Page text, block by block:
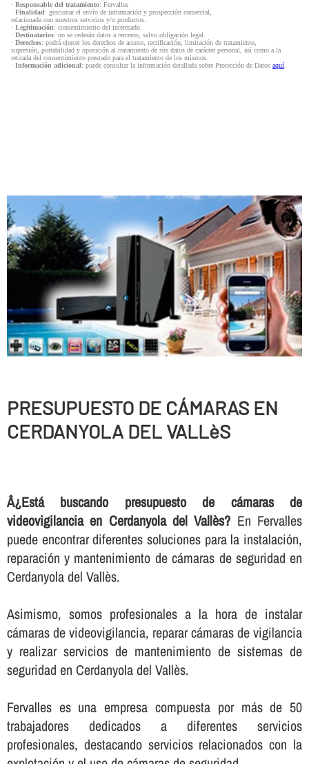
· Responsable del tratamiento: Fervalles
· Finalidad: gestionar el envío de información y prospección comercial,
relacionada con nuestros servicios y/o productos.
· Legitimación: consentimiento del interesado.
· Destinatarios: no se cederán datos a terceros, salvo obligación legal.
· Derechos: podrá ejercer los derechos de acceso, rectificación, limitación de tratamiento,
supresión, portabilidad y oposición al tratamiento de sus datos de carácter personal, así como a la
retirada del consentimiento prestado para el tratamiento de los mismos.
· Información adicional: puede consultar la información detallada sobre Protección de Datos aquí.
PRESUPUESTO DE CÁMARAS EN
CERDANYOLA DEL VALLèS
Â¿Está buscando presupuesto de cámaras de
videovigilancia en Cerdanyola del Vallès? En Fervalles
puede encontrar diferentes soluciones para la instalación,
reparación y mantenimiento de cámaras de seguridad en
Cerdanyola del Vallès.
Asimismo, somos profesionales a la hora de instalar
cámaras de videovigilancia, reparar cámaras de vigilancia
y realizar servicios de mantenimiento de sistemas de
seguridad en Cerdanyola del Vallès.
Fervalles es una empresa compuesta por más de 50
trabajadores dedicados a diferentes servicios
profesionales, destacando servicios relacionados con la